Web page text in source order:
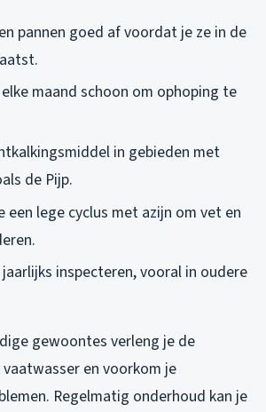
pannen goed af voordat je ze in de
maand schoon om ophoping te
in gebieden met
de Pijp.
een lege cyclus met azijn om vet en
inspecteren, vooral in oudere
gewoontes verleng je de
en voorkom je
Regelmatig onderhoud kan je